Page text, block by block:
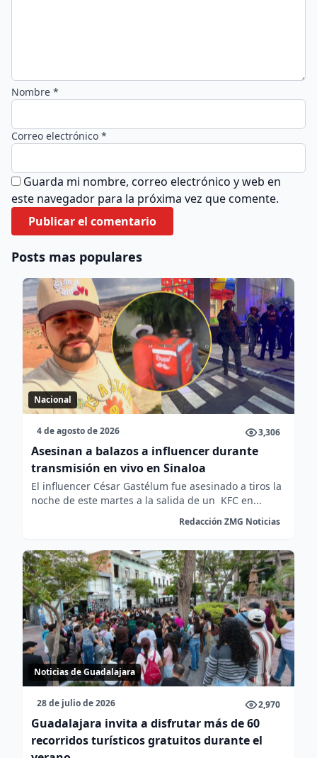
Nombre *
Correo electrónico *
Guarda mi nombre, correo electrónico y web en
este navegador para la próxima vez que comente.
Posts mas populares
Nacional
4 de agosto de 2026 3,306
Asesinan a balazos a influencer durante
transmisión en vivo en Sinaloa
El influencer César Gastélum fue asesinado a tiros la
noche de este martes a la salida de un KFC en...
Redacción ZMG Noticias
Noticias de Guadalajara
28 de julio de 2026 2,970
Guadalajara invita a disfrutar más de 60
recorridos turísticos gratuitos durante el